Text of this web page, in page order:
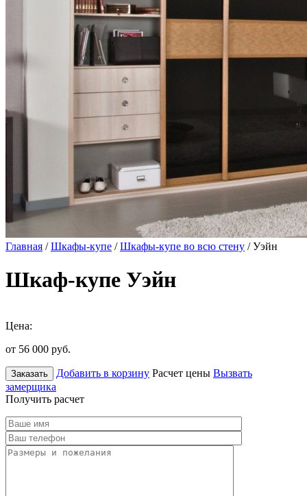
Главная /Шкафы-купе /Шкафы-купе во всю стену / Уэйн
Шкаф-купе Уэйн
Цена:
от 56 000 руб.
Заказать Добавить в корзину Расчет цены Вызвать
замерщика
Получить расчет